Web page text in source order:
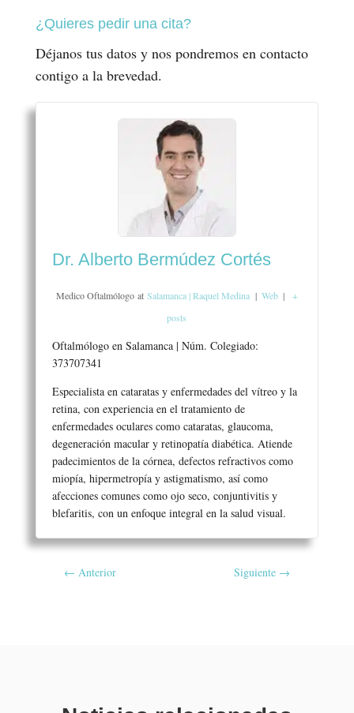
¿Quieres pedir una cita?
Déjanos tus datos y nos pondremos en contacto
contigo a la brevedad.
Dr. Alberto Bermúdez Cortés
Medico Oftalmólogo at Salamanca | Raquel Medina | Web |
+
posts
Oftalmólogo en Salamanca | Núm. Colegiado:
373707341
Especialista en cataratas y enfermedades del vítreo y la
retina, con experiencia en el tratamiento de
enfermedades oculares como cataratas, glaucoma,
degeneración macular y retinopatía diabética. Atiende
padecimientos de la córnea, defectos refractivos como
miopía, hipermetropía y astigmatismo, así como
afecciones comunes como ojo seco, conjuntivitis y
blefaritis, con un enfoque integral en la salud visual.
← Anterior Siguiente →